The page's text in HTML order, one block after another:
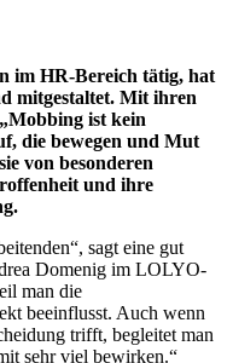
im HR-Bereich tätig, hat
mitgestaltet. Mit ihren
ist kein
die bewegen und Mut
von besonderen
und ihre
sagt eine gut
Domenig im LOLYO-
man die
beeinflusst. Auch wenn
trifft, begleitet man
sehr viel bewirken.“